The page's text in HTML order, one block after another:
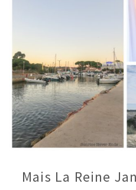
Mais La Reine